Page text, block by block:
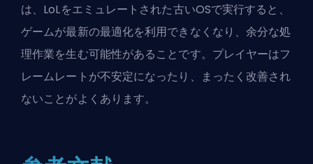
は、LoLをエミュレートされた古いOSで実行すると、
ゲームが最新の最適化を利用できなくなり、余分な処
理作業を生む可能性があることです。プレイヤーはフ
レームレートが不安定になったり、まったく改善され
ないことがよくあります。